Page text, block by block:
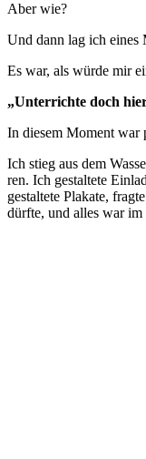
Aber wie?
Und dann lag ich eines
Es war, als wür­de mir
„Unter­rich­te doch
In die­sem Moment war
Ich stieg aus dem
ren. Ich gestal­te­te
gestal­te­te Pla­ka­te,
dürf­te, und alles war im